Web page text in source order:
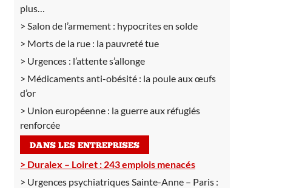
plus…
Salon de l’armement : hypocrites en solde
Morts de la rue : la pauvreté tue
Urgences : l’attente s’allonge
Médicaments anti-obésité : la poule aux œufs
d’or
Union européenne : la guerre aux réfugiés
renforcée
DANS LES ENTREPRISES
Duralex – Loiret : 243 emplois menacés
Urgences psychiatriques Sainte-Anne – Paris :